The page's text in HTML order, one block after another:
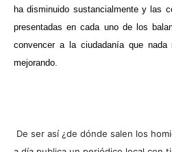
ha disminuido sustancialmente y las
presentadas en cada uno de los
convencer a la ciudadanía que
mejorando.
De ser así ¿de dónde salen los